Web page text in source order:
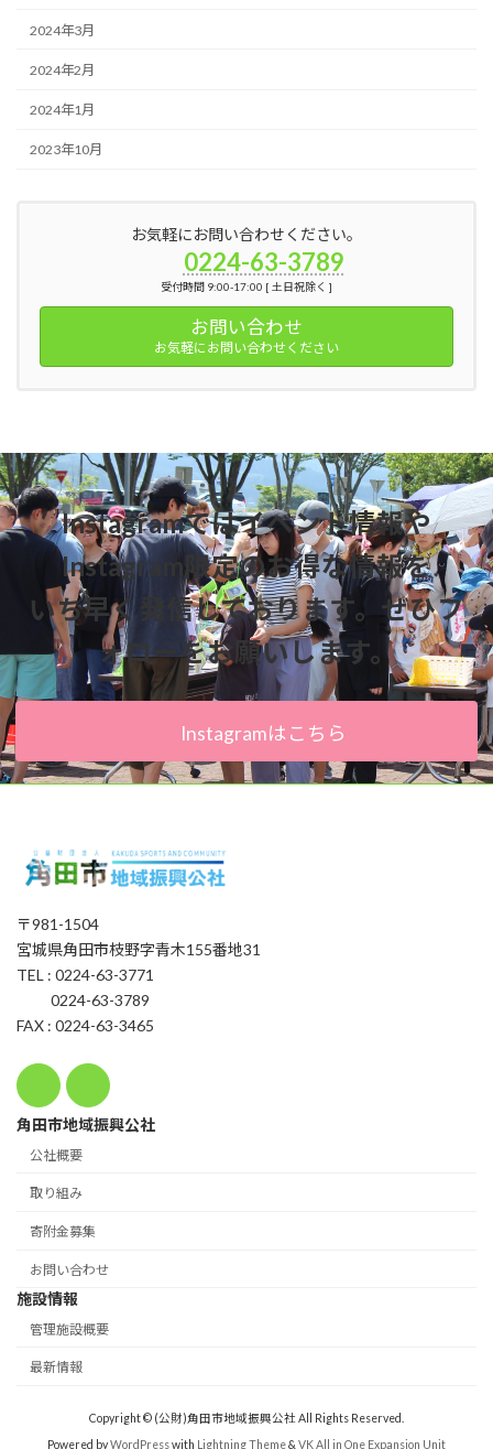
2024年3月
2024年2月
2024年1月
2023年10月
お気軽にお問い合わせください。
0224-63-3789
受付時間 9:00-17:00 [ 土日祝除く ]
お問い合わせ
お気軽にお問い合わせください
Instagramではイベント情報や
Instagram限定のお得な情報を
いち早く発信しております。ぜひフ
ォローをお願いします。
Instagramはこちら
〒981-1504
宮城県角田市枝野字青木155番地31
TEL : 0224-63-3771
0224-63-3789
FAX : 0224-63-3465
角田市地域振興公社
公社概要
取り組み
寄附金募集
お問い合わせ
施設情報
管理施設概要
最新情報
Copyright © (公財)角田市地域振興公社 All Rights Reserved.
Powered byWordPresswith Lightning Theme& VK All in One Expansion Unit